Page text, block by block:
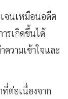
จนเหมือนอดีต
ารเกิดขึ้นได้
วามเข้าใจและ
ที่ต่อเนื่องจาก